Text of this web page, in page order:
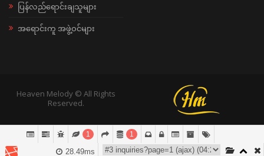
ပြန်လည်ရောင်းချသူများ
အရောင်းကူ အဖွဲ့ဝင်များ
Heaven Melody © All Rights
Reserved.
1 1
28.49ms